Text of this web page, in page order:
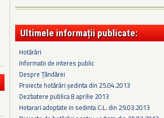
Ultimele informații publicate:
Hotărâri
Informatii de interes public
Despre Țăndărei
Proiecte hotărâri ședinta din 25.04.2013
Dezbatere publica 8 aprilie 2013
Hotarari adoptate in sedinta C.L. din 29.03.2013